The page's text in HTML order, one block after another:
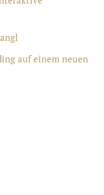
auf einem neuen